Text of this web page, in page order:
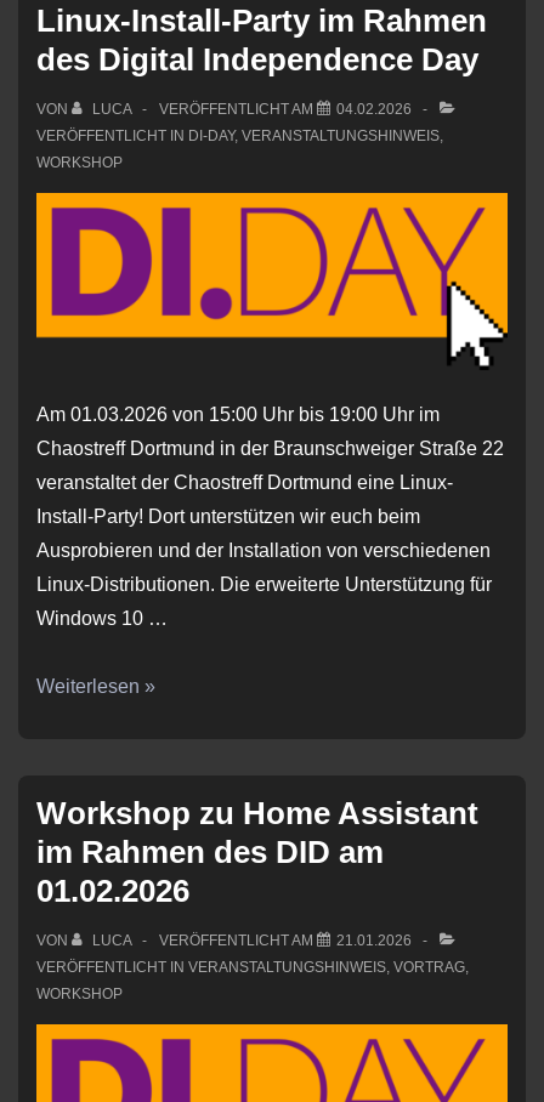
Linux-Install-Party im Rahmen
des Digital Independence Day
VON LUCA VERÖFFENTLICHT AM
04.02.2026
VERÖFFENTLICHT IN DI-DAY, VERANSTALTUNGSHINWEIS,
WORKSHOP
Am 01.03.2026 von 15:00 Uhr bis 19:00 Uhr im
Chaostreff Dortmund in der Braunschweiger Straße 22
veranstaltet der Chaostreff Dortmund eine Linux-
Install-Party! Dort unterstützen wir euch beim
Ausprobieren und der Installation von verschiedenen
Linux-Distributionen. Die erweiterte Unterstützung für
Windows 10 …
Linux-
Rahmen
des
Digital
Day
Weiterlesen »
Workshop zu Home Assistant
im Rahmen des DID am
01.02.2026
VON LUCA VERÖFFENTLICHT AM
21.01.2026
VERÖFFENTLICHT IN VERANSTALTUNGSHINWEIS VORTRAG
WORKSHOP